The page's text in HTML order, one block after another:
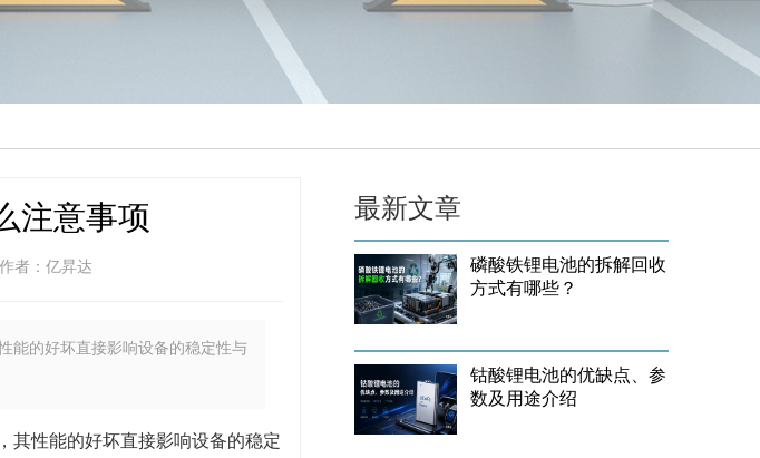
注意事项
者：亿昇达
能的好坏直接影响设备的稳定性与
性能的好坏直接影响设备的稳定
最新文章
磷酸铁锂电池的拆解回收
方式有哪些？
钴酸锂电池的优缺点、参
数及用途介绍